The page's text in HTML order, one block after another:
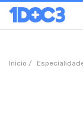
Inicio /